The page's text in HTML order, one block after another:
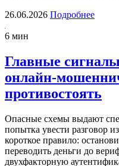
26.06.2026 Подробнее
6 мин
Главные сигналы
противостоять
Опасные схемы выдают
попытка увести разговор
короткое правило:
переводить деньги до
двухфакторную